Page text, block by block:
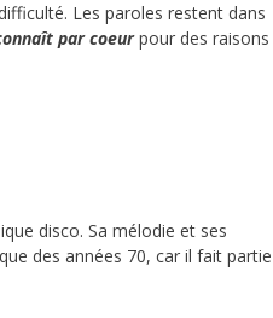
Les paroles restent dans
par coeurpour des raisons
disco. Sa mélodie et ses
des années 70, car il fait partie